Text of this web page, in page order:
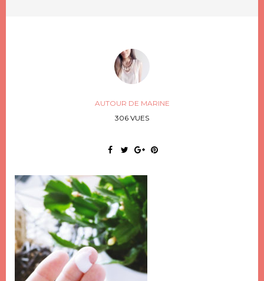
AUTOUR DE MARINE
306 VUES